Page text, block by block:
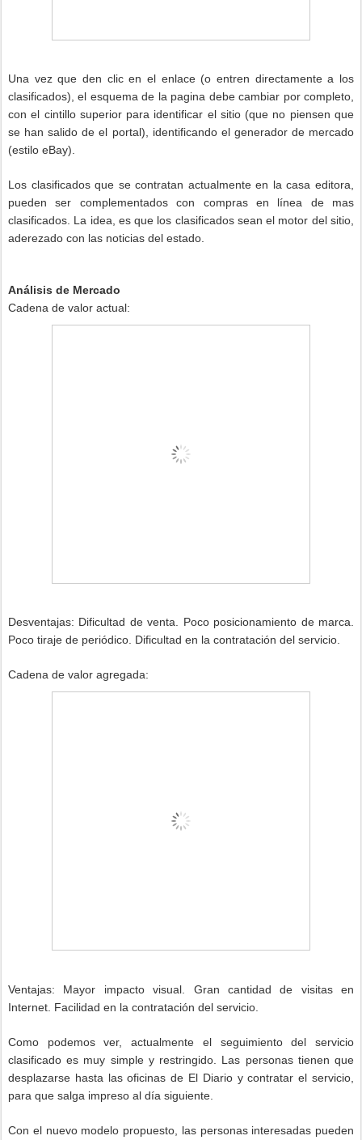
Una vez que den clic en el enlace (o entren directamente a los
clasificados), el esquema de la pagina debe cambiar por completo,
con el cintillo superior para identificar el sitio (que no piensen que
se han salido de el portal), identificando el generador de mercado
(estilo eBay).
Los clasificados que se contratan actualmente en la casa editora,
pueden ser complementados con compras en línea de mas
clasificados. La idea, es que los clasificados sean el motor del sitio,
aderezado con las noticias del estado.
Análisis de Mercado
Cadena de valor actual:
Desventajas: Dificultad de venta. Poco posicionamiento de marca.
Poco tiraje de periódico. Dificultad en la contratación del servicio.
Cadena de valor agregada:
Ventajas: Mayor impacto visual. Gran cantidad de visitas en
Internet. Facilidad en la contratación del servicio.
Como podemos ver, actualmente el seguimiento del servicio
clasificado es muy simple y restringido. Las personas tienen que
desplazarse hasta las oficinas de El Diario y contratar el servicio,
para que salga impreso al día siguiente.
Con el nuevo modelo propuesto, las personas interesadas pueden